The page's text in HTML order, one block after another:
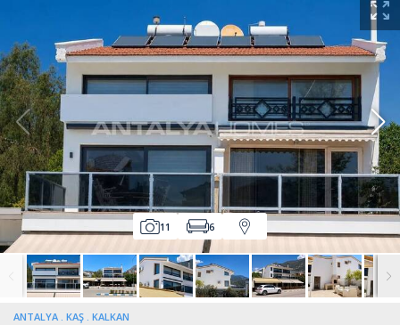
11 6
ANTALYA KAŞ KALKAN